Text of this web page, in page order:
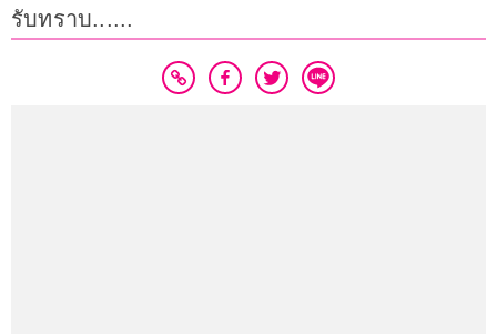
รับทราบ......